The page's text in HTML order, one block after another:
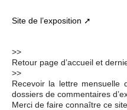
Site de l’exposition
>>
Retour page d’accueil et
>>
Recevoir la lettre mensuelle
dossiers de commentaires
Merci de faire connaître ce